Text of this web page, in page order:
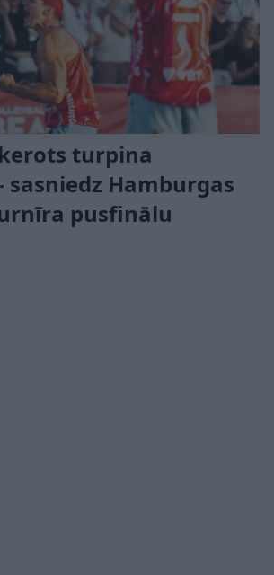
turpina
sasniedz Hamburgas
pusfinālu